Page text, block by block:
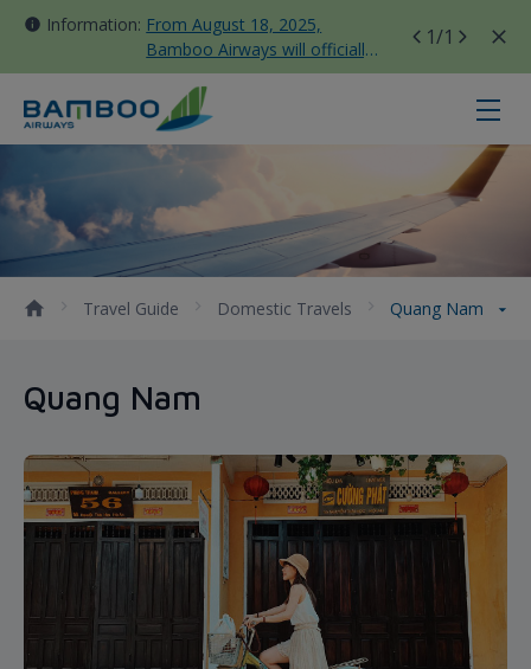
Information: From August 18, 2025,
Bamboo Airways will officially
move all domestic flights to
Tan Son Nhat Terminal T3
1/1
Quang Nam - Bamboo Airways
Travel Guide Domestic Travels Quang Nam
Quang Nam